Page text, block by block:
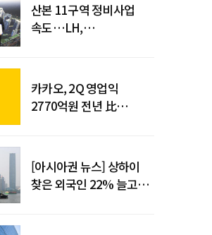
산본 11구역 정비사업
속도…LH,
카카오, 2Q 영업익
2770억원 전년 比
[아시아권 뉴스] 상하이
찾은 외국인 22% 늘고